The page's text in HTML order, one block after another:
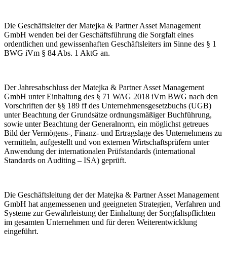
Die Geschäftsleiter der Matejka & Partner Asset Management
GmbH wenden bei der Geschäftsführung die Sorgfalt eines
ordentlichen und gewissenhaften Geschäftsleiters im Sinne des § 1
BWG iVm § 84 Abs. 1 AktG an.
Der Jahresabschluss der Matejka & Partner Asset Management
GmbH unter Einhaltung des § 71 WAG 2018 iVm BWG nach den
Vorschriften der §§ 189 ff des Unternehmensgesetzbuchs (UGB)
unter Beachtung der Grundsätze ordnungsmäßiger Buchführung,
sowie unter Beachtung der Generalnorm, ein möglichst getreues
Bild der Vermögens-, Finanz- und Ertragslage des Unternehmens zu
vermitteln, aufgestellt und von externen Wirtschaftsprüfern unter
Anwendung der internationalen Prüfstandards (international
Standards on Auditing – ISA) geprüft.
Die Geschäftsleitung der der Matejka & Partner Asset Management
GmbH hat angemessenen und geeigneten Strategien, Verfahren und
Systeme zur Gewährleistung der Einhaltung der Sorgfaltspflichten
im gesamten Unternehmen und für deren Weiterentwicklung
eingeführt.